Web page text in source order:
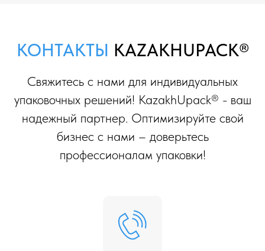
КОНТАКТЫ KAZAKHUPACK®
Свяжитесь с нами для индивидуальных
упаковочных решений! KazakhUpack® - ваш
надежный партнер. Оптимизируйте свой
бизнес с нами – доверьтесь
профессионалам упаковки!